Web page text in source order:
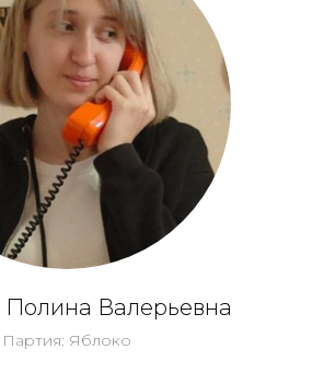
Валерьевна
Партия: Яблоко